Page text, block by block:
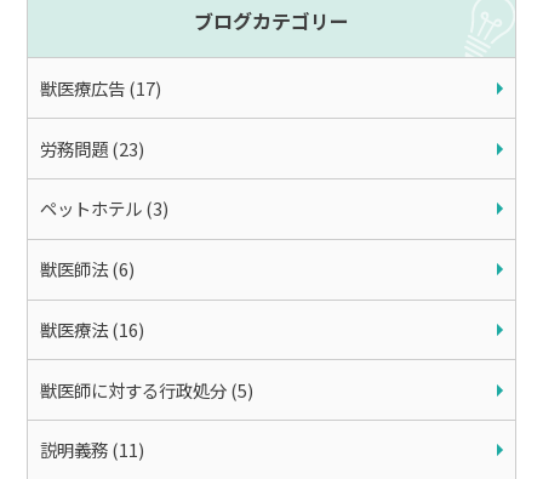
ブログカテゴリー
獣医療広告 (17)
労務問題 (23)
ペットホテル (3)
獣医師法 (6)
獣医療法 (16)
獣医師に対する行政処分 (5)
説明義務 (11)